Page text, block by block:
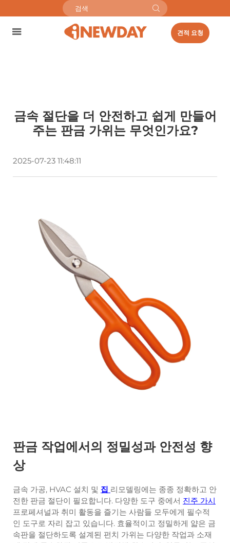
견적 요청
금속 절단을 더 안전하고 쉽게 만들어
주는 판금 가위는 무엇인가요?
2025-07-23 11:48:11
판금 작업에서의 정밀성과 안전성 향
상
금속 가공, HVAC 설치 및 집 리모델링에는 종종 정확하고 안
전한 판금 절단이 필요합니다. 다양한 도구 중에서 진주 가시
프로페셔널과 취미 활동을 즐기는 사람들 모두에게 필수적
인 도구로 자리 잡고 있습니다. 효율적이고 정밀하게 얇은 금
속판을 절단하도록 설계된 펀치 가위는 다양한 작업과 소재